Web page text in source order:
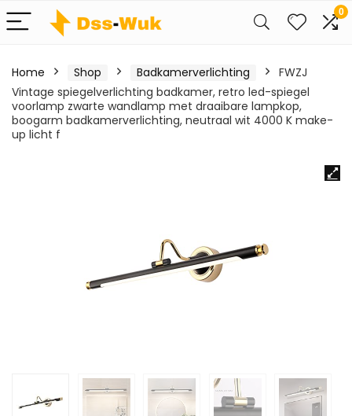
0
Home Shop Badkamerverlichting
FWZJ
Vintage spiegelverlichting badkamer, retro led-spiegel
voorlamp zwarte wandlamp met draaibare lampkop,
boogarm badkamerverlichting, neutraal wit 4000 K make-
up licht f